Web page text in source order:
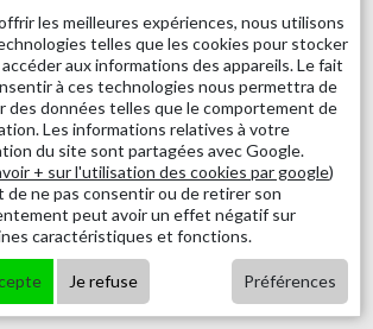
de bain 87
intérieur 87
les meilleures expériences, nous utilisons
telles que les cookies pour stocker
aux informations des appareils. Le fait
à ces technologies nous permettra de
des données telles que le comportement de
Les informations relatives à votre
du site sont partagées avec Google.
+ sur l'utilisation des cookies par google)
de ne pas consentir ou de retirer son
peut avoir un effet négatif sur
caractéristiques et fonctions.
Je refuse Préférences